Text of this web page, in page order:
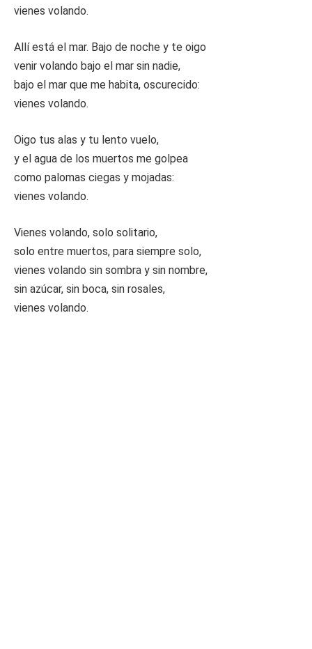
vienes volando.
Allí está el mar. Bajo de noche y te oigo
venir volando bajo el mar sin nadie,
bajo el mar que me habita, oscurecido:
vienes volando.
Oigo tus alas y tu lento vuelo,
y el agua de los muertos me golpea
como palomas ciegas y mojadas:
vienes volando.
Vienes volando, solo solitario,
solo entre muertos, para siempre solo,
vienes volando sin sombra y sin nombre,
sin azúcar, sin boca, sin rosales,
vienes volando.